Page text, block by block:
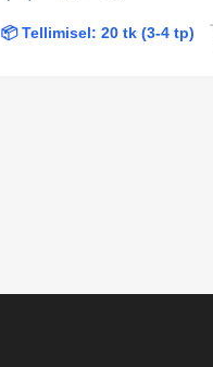
📦 Tellimisel: 20 tk (3-4 tp)